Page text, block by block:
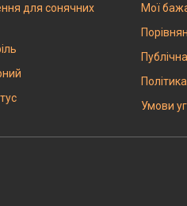
для сонячних
Мої
Умови